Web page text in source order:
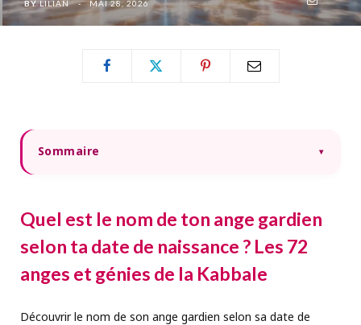
BY LILIAN MAI 28, 2026
Sommaire ▾
Quel est le nom de ton ange gardien
selon ta date de naissance ? Les 72
anges et génies de la Kabbale
Découvrir le nom de son ange gardien selon sa date de